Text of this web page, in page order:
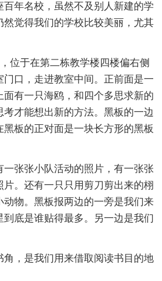
百年名校，虽然不及别人新建的学
觉得我们的学校比较美丽，尤其
位于在第二栋教学楼四楼偏右侧
门口，走进教室中间。正前面是一
有一只海鸥，和四个多思求新的
才能想出新的方法。黑板的一边
板的正对面是一块长方形的黑板
一张张小队活动的照片，有一张张
。还有一只只用剪刀剪出来的栩
物。黑板报两边的一旁是我们来
到底是谁贴得最多。另一边是我们
角，是我们用来借取阅读书目的地